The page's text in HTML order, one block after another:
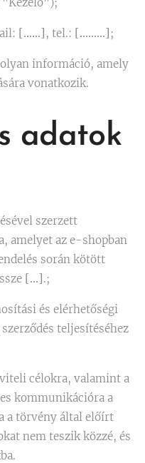
[……] , tel.: [………] ;
információ, amely
vonatkozik.
adatok
szerzett
amelyet az e-shopban
során kötött
[…].;
és elérhetőségi
teljesítéséhez
célokra, valamint a
kommunikációra a
a törvény által előírt
nem teszik közzé, és